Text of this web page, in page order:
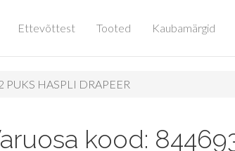
Ettevõttest Tooted Kaubamärgid
PUKS HASPLI DRAPEER
kood: